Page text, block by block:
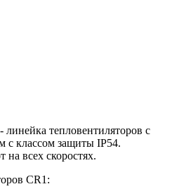
тепловентиляторов с
с классом защиты IP54.
всех скоростях.
CR1: